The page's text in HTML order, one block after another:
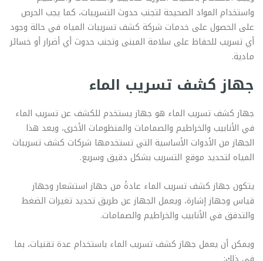
واستخدام المواد الصحيحة لتجنب حدوث التسريبات، كما يجب الحرص
على الحصول على خدمات شركة كشف تسريبات المياه في حالة وجود
أي تسريب للحفاظ على سلامة المبنى وتجنب حدوث أي أضرار أو خسائر
مادية.
جهاز كشف تسريب الماء
جهاز كشف تسريب الماء هو جهاز يستخدم للكشف عن تسريب الماء
في الأنابيب والخراطيم والصمامات والمنظومات الأخرى، ويعد هذا
الجهاز من الأدوات الأساسية التي تستخدمها شركات كشف تسريبات
المياه لتحديد موقع التسريب بشكل دقيق وسريع.
يتكون جهاز كشف تسريب الماء عادةً من جهاز استشعار وجهاز
قياس وجهاز إشارة، ويعمل الجهاز عن طريق تحديد تغيرات الضغط
والتدفق في الأنابيب والخراطيم والصمامات.
ويمكن أن يعمل جهاز كشف تسريب الماء باستخدام عدة تقنيات، بما